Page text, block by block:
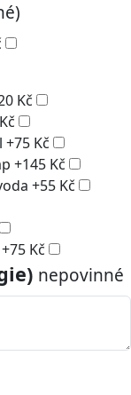
Kč
Kč
+75 Kč
+145 Kč
+55 Kč
+75 Kč
nepovinné